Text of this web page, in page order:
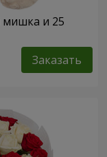
мишка и 25
Заказать